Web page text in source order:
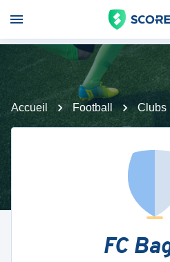
Accueil Football Clubs
FC